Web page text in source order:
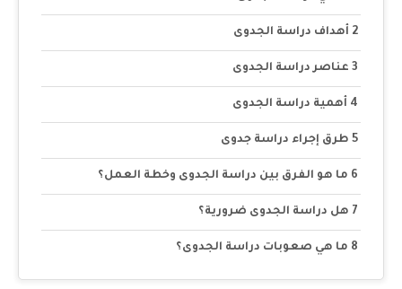
أهداف دراسة الجدوى
عناصر دراسة الجدوى
أهمية دراسة الجدوى
طرق إجراء دراسة جدوى
ما هو الفرق بين دراسة الجدوى وخطة العمل؟
هل دراسة الجدوى ضرورية؟
ما هي صعوبات دراسة الجدوى؟